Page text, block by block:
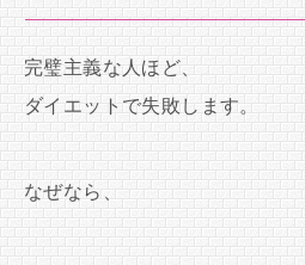
完璧主義な人ほど、
ダイエットで失敗します。
なぜなら、